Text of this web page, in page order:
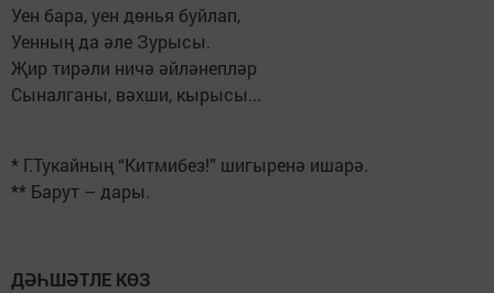
Уен бара, уен дөнья буйлап,
Уенның да әле Зурысы.
Җир тирәли ничә әйләнепләр
Сыналганы, вәхши, кырысы...
* Г.Тукайның “Китмибез!” шигыренә ишарә.
** Барут – дары.
ДӘҺШӘТЛЕ КӨЗ